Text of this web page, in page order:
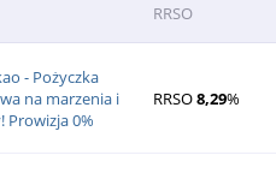
RRSO
- Pożyczka
na marzenia i
Prowizja 0%
RRSO8,29%